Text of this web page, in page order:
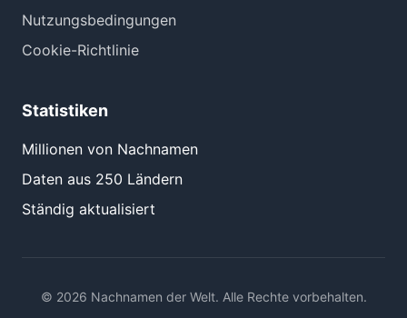
Nutzungsbedingungen
Cookie-Richtlinie
Statistiken
Millionen von Nachnamen
Daten aus 250 Ländern
Ständig aktualisiert
© 2026 Nachnamen der Welt. Alle Rechte vorbehalten.